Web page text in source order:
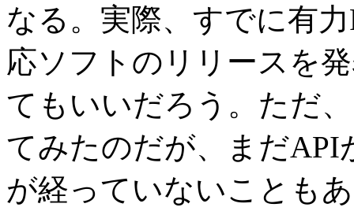
なる。実際、すでに有
応ソフトのリリースを
てもいいだろう。ただ
てみたのだが、まだ
が経っていないことも